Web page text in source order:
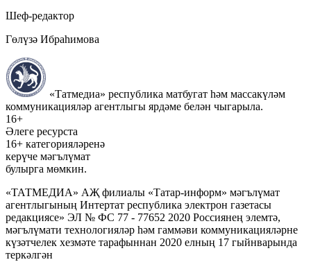
Шеф-редактор
Гөлүзә Ибраһимова
«Татмедиа» республика матбугат һәм массакүләм
коммуникацияләр агентлыгы ярдәме белән чыгарыла.
16+
Әлеге ресурста
16+ категорияләренә
керүче мәгълүмат
булырга мөмкин.
«ТАТМЕДИА» АҖ филиалы «Татар-информ» мәгълүмат
агентлыгының Интертат республика электрон газетасы
редакциясе» ЭЛ № ФС 77 - 77652 2020 Россиянең элемтә,
мәгълүмати технологияләр һәм гаммәви коммуникацияләрне
күзәтчелек хезмәте тарафыннан 2020 елның 17 гыйнварында
теркәлгән